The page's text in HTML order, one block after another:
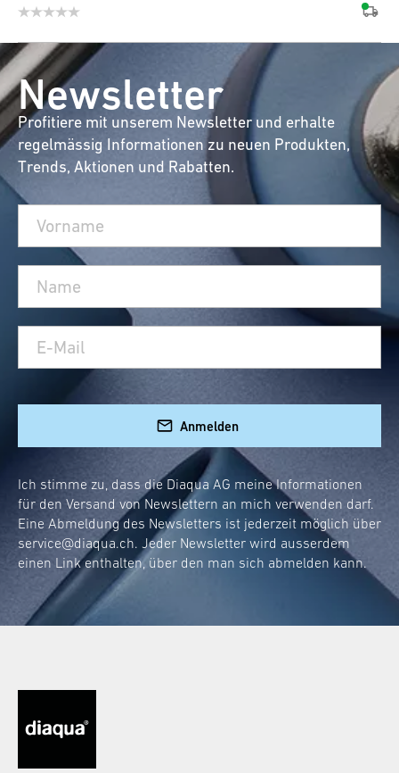
Newsletter
Profitiere mit unserem Newsletter und erhalte
regelmässig Informationen zu neuen Produkten,
Trends, Aktionen und Rabatten.
Anmelden
Ich stimme zu, dass die Diaqua AG meine Informationen
für den Versand von Newslettern an mich verwenden darf.
Eine Abmeldung des Newsletters ist jederzeit möglich über
service@diaqua.ch. Jeder Newsletter wird ausserdem
einen Link enthalten, über den man sich abmelden kann.